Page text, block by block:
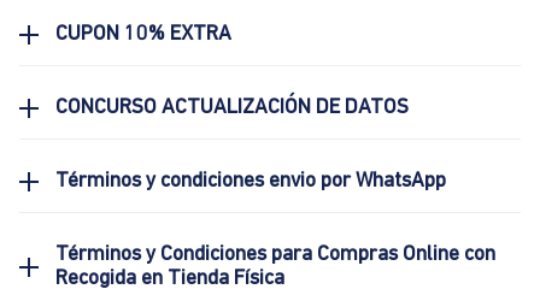
CUPON 10% EXTRA
CONCURSO ACTUALIZACIÓN DE DATOS
Términos y condiciones envio por WhatsApp
Términos y Condiciones para Compras Online con
Recogida en Tienda Física